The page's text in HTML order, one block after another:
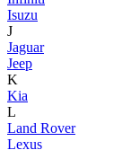
Isuzu
J
Jaguar
Jeep
K
Kia
L
Land Rover
Lexus